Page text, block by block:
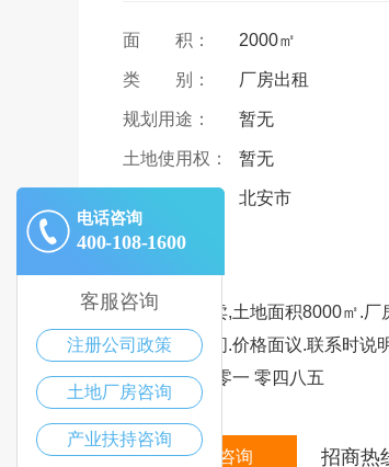
面 积： 2000㎡
类 别： 厂房出租
规划用途： 暂无
土地使用权： 暂无
详细地址： 北安市
现有厂房出卖,土地面积8000㎡.
用于仓库车间.价格面议.联系时说
一三五 五二零一 零四八五
在线咨询 招商热
电话咨询
400-108-1600
客服咨询
注册公司政策
土地厂房咨询
产业扶持咨询